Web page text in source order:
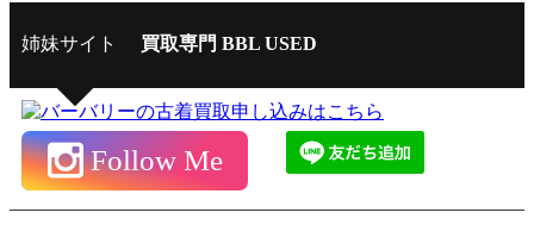
姉妹サイト 買取専門 BBL USED
Follow Me